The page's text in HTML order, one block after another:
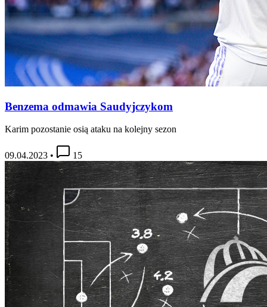
Benzema odmawia Saudyjczykom
Karim pozostanie osią ataku na kolejny sezon
09.04.2023 • 15